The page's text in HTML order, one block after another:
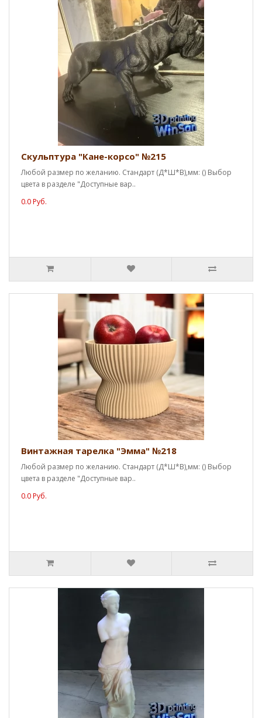
Скульптура "Кане-корсо" №215
Любой размер по желанию. Стандарт (Д*Ш*В),мм: () Выбор
цвета в разделе "Доступные вар..
0.0 Руб.
Винтажная тарелка "Эмма" №218
Любой размер по желанию. Стандарт (Д*Ш*В),мм: () Выбор
цвета в разделе "Доступные вар..
0.0 Руб.